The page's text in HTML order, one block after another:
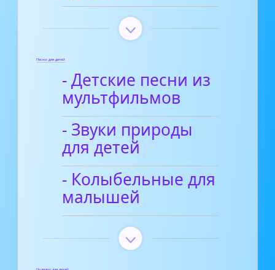
Песни для детей
- Детские песни из
мультфильмов
- Звуки природы
для детей
- Колыбельные для
малышей